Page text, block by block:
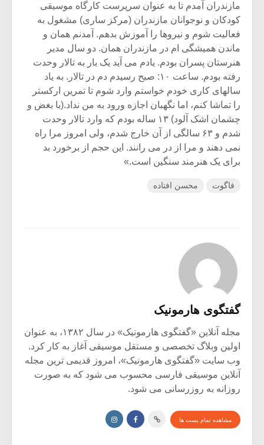
مازندران آمدم تا به عنوان سرپرست کارگاه موسیقی
کودکان و نوجوانان مازندران (مرکز ساری) مشغول به
فعالیت شوم و نیروها را آموزش بدهم. آمدنم همان و
ماندن همیشگی ام در مازندران همان. دو سال مدیر
هنرستان پسران بودم. یادم می آید یک بار به تالار وحدت
رفته بودم. ساعت ۱۰: صبح رسیدم دم در تالار. به یاد
سالهای کاری خودم خواستم وارد شوم تا تمرین ارکستر
را تماشا کنم، اما نگهبان اجازه ورود به من نداد.(با بغض و
چشمان اشک آلود) ۱۳ ساله بودم که وارد تالار وحدت
شدم و ۶۳ سالگی از آن خارج شدم، ولی امروز مرا راه
نمی دهند و مرا از در می رانند. این حجم از برخورد بد
برای یک هنرمند سنگین است.»
فاگوت محسن افتاده
گفتگوی هارمونیک
مجله آنلاین «گفتگوی هارمونیک» در سال ۱۳۸۲، به عنوان
اولین وبلاگ تخصصی و مستقل موسیقی آغاز به کار کرد.
وب سایت «گفتگوی هارمونیک»، امروز قدیمی ترین مجله
آنلاین موسیقی فارسی محسوب می شود که به صورت
روزانه به روزرسانی می شود.
مشاهده تمام پست ها